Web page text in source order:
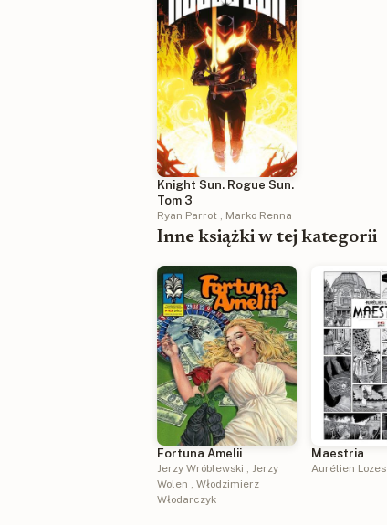
Knight Sun. Rogue Sun.
Tom 3
Ryan Parrot , Marko Renna
Inne książki w tej kategorii
Fortuna Amelii
Jerzy Wróblewski , Jerzy
Wolen , Włodzimierz
Włodarczyk
Maestria
Aurélien Lozes